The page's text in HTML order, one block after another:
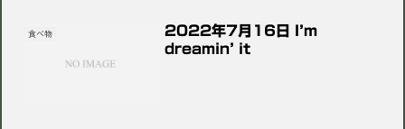
食べ物
2022年7月16日 I’m
dreamin’ it